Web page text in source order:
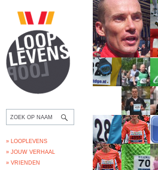
» LOOPLEVENS
» JOUW VERHAAL
» VRIENDEN